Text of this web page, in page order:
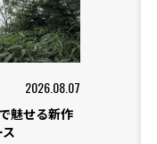
2026.08.07
魅せる新作